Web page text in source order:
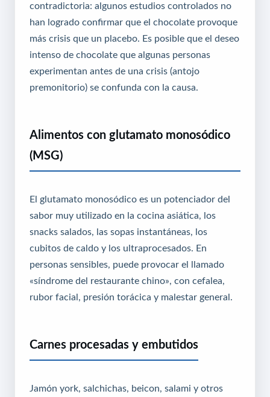
contradictoria: algunos estudios controlados no
han logrado confirmar que el chocolate provoque
más crisis que un placebo. Es posible que el deseo
intenso de chocolate que algunas personas
experimentan antes de una crisis (antojo
premonitorio) se confunda con la causa.
Alimentos con glutamato monosódico
(MSG)
El glutamato monosódico es un potenciador del
sabor muy utilizado en la cocina asiática, los
snacks salados, las sopas instantáneas, los
cubitos de caldo y los ultraprocesados. En
personas sensibles, puede provocar el llamado
«síndrome del restaurante chino», con cefalea,
rubor facial, presión torácica y malestar general.
Carnes procesadas y embutidos
Jamón york, salchichas, beicon, salami y otros